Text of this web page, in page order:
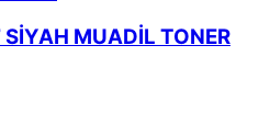
MUADİL TONER